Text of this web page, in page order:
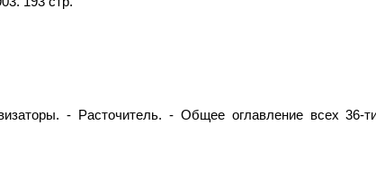
- Расточитель. - Общее оглавление всех 36-